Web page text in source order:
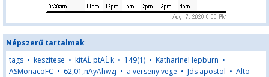
Népszerű tartalmak
tags • keszitese • kitÄĹ ptÄĹ k • 149(1) • KatharineHepburn •
ASMonacoFC • 62,01,nAyAhwzj • a verseny vege • Jds apostol • Alto